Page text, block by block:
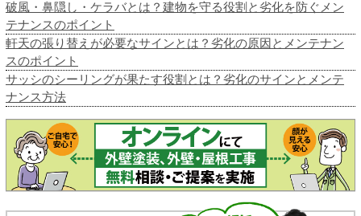
破風・鼻隠し・ケラバとは？建物を守る役割と劣化を防ぐメン
テナンスのポイント
軒天の張り替えが必要なサインとは？劣化の原因とメンテナン
スのポイント
サッシのシーリングが果たす役割とは？劣化のサインとメンテ
ナンス方法